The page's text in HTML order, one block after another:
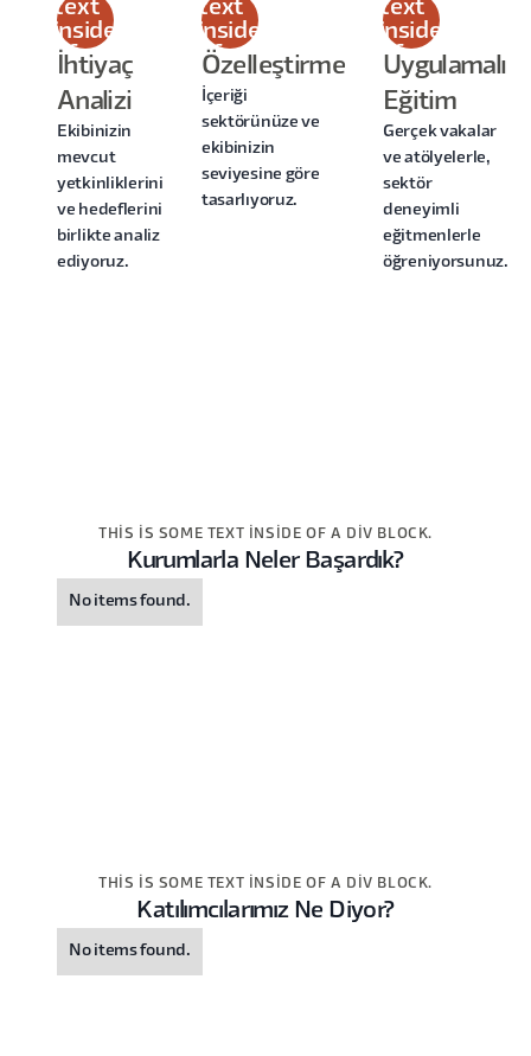
text
inside
of a
div
block.
İhtiyaç
Analizi
Ekibinizin
mevcut
yetkinliklerini
ve hedeflerini
birlikte analiz
ediyoruz.
text
inside
of a
div
block.
Özelleştirme
İçeriği
sektörünüze ve
ekibinizin
seviyesine göre
tasarlıyoruz.
text
inside
of a
div
block.
Uygulamalı
Eğitim
Gerçek vakalar
ve atölyelerle,
sektör
deneyimli
eğitmenlerle
öğreniyorsunuz.
THIS IS SOME TEXT INSIDE OF A DIV BLOCK.
Kurumlarla Neler Başardık?
No items found.
THIS IS SOME TEXT INSIDE OF A DIV BLOCK.
Katılımcılarımız Ne Diyor?
No items found.